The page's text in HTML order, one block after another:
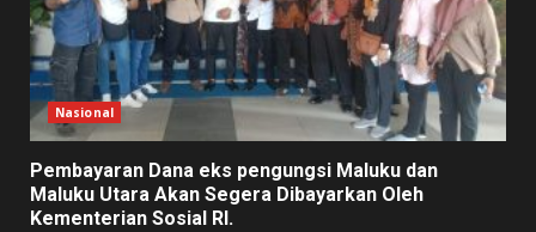
Nasional
Pembayaran Dana eks pengungsi Maluku dan
Maluku Utara Akan Segera Dibayarkan Oleh
Kementerian Sosial RI.